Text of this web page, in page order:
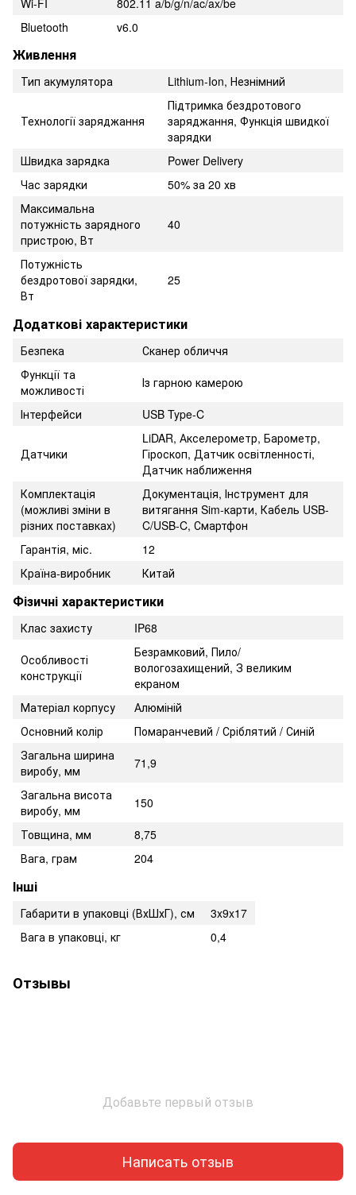
Bluetooth
v6.0
Живлення
Тип акумулятора Lithium-Ion, Незнімний
Технології заряджання
Підтримка бездротового
заряджання, Функція швидкої
зарядки
Швидка зарядка
Power Delivery
Час зарядки
50% за 20 хв
Максимальна
потужність зарядного
пристрою, Вт
40
Потужність
бездротової зарядки,
Вт
25
Додаткові характеристики
Безпека
Сканер обличчя
Функції та
можливості
Із гарною камерою
Інтерфейси
USB Type-C
Датчики
LiDAR, Акселерометр, Барометр,
Гіроскоп, Датчик освітленності,
Датчик наближення
Комплектація
(можливі зміни в
різних поставках)
Документація, Інструмент для
витягання Sim-карти, Кабель USB-
C/USB-C, Смартфон
Гарантія, міс.
12
Країна-виробник
Китай
Фізичні характеристики
Клас захисту
IP68
Особливості
конструкції
Безрамковий, Пило/
вологозахищений, З великим
екраном
Матеріал корпусу
Алюміній
Основний колір
Помаранчевий / Сріблятий / Синій
Загальна ширина
виробу, мм
71,9
Загальна висота
виробу, мм
150
Товщина, мм
8,75
Вага, грам
204
Інші
Габарити в упаковці (ВхШхГ), см
3x9x17
Вага в упаковці, кг
0,4
Отзывы
Добавьте первый отзыв
Написать отзыв